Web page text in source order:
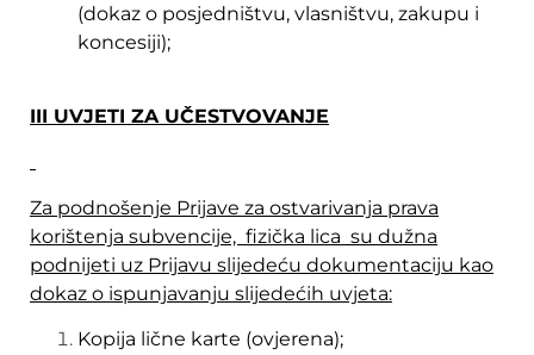
(dokaz o posjedništvu, vlasništvu, zakupu i
koncesiji);
III UVJETI ZA UČESTVOVANJE
Za podnošenje Prijave za ostvarivanja prava
korištenja subvencije, fizička lica su dužna
podnijeti uz Prijavu slijedeću dokumentaciju kao
dokaz o ispunjavanju slijedećih uvjeta:
Kopija lične karte (ovjerena);